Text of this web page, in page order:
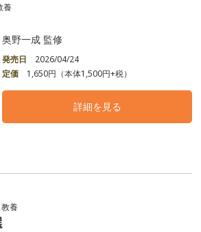
養
奥野一成 監修
発売日
2026/04/24
定価
1,650円（本体1,500円+税）
詳細を見る
養